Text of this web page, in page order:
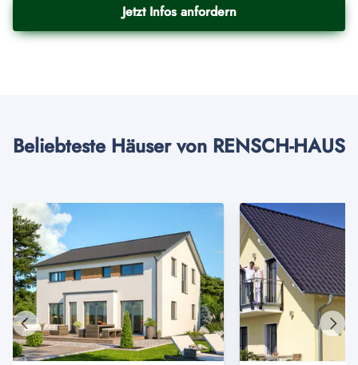
Jetzt Infos anfordern
Beliebteste Häuser von RENSCH-HAUS
Vorheriges
Haus